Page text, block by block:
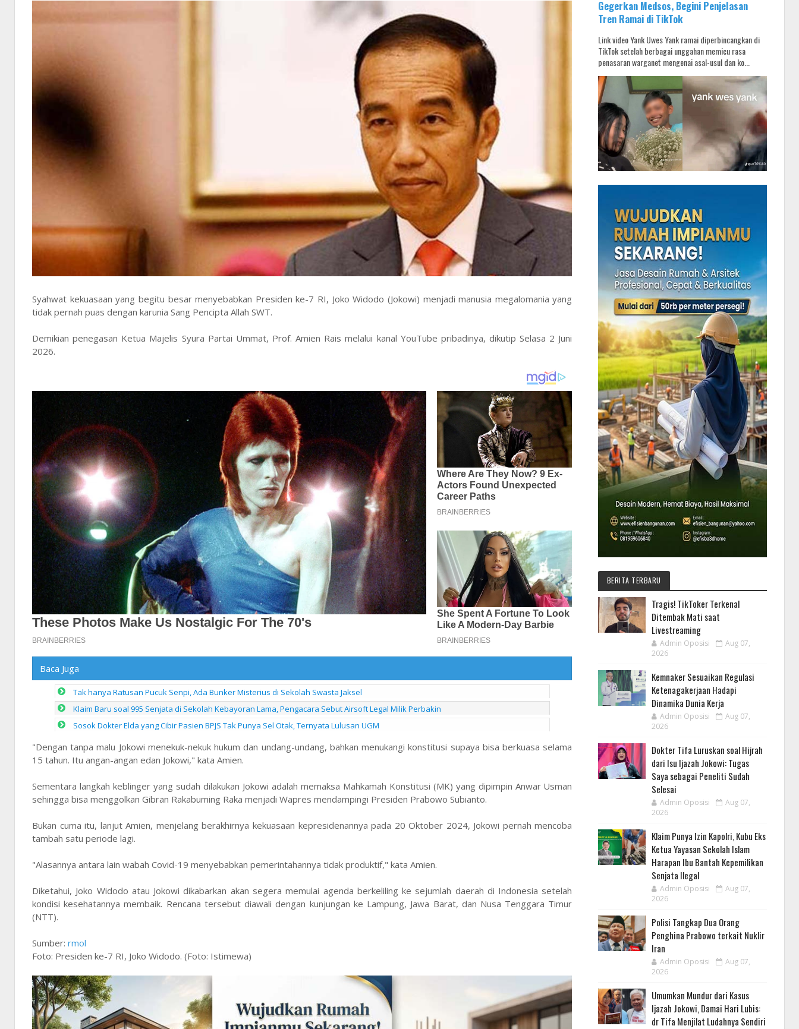
Syahwat kekuasaan yang begitu besar menyebabkan Presiden ke-7 RI, Joko Widodo (Jokowi) menjadi manusia megalomania yang
tidak pernah puas dengan karunia Sang Pencipta Allah SWT.
Demikian penegasan Ketua Majelis Syura Partai Ummat, Prof. Amien Rais melalui kanal YouTube pribadinya, dikutip Selasa 2 Juni
2026.
Baca Juga
Tak hanya Ratusan Pucuk Senpi, Ada Bunker Misterius di Sekolah Swasta Jaksel
Klaim Baru soal 995 Senjata di Sekolah Kebayoran Lama, Pengacara Sebut Airsoft Legal Milik Perbakin
Sosok Dokter Elda yang Cibir Pasien BPJS Tak Punya Sel Otak, Ternyata Lulusan UGM
"Dengan tanpa malu Jokowi menekuk-nekuk hukum dan undang-undang, bahkan menukangi konstitusi supaya bisa berkuasa selama
15 tahun. Itu angan-angan edan Jokowi," kata Amien.
Sementara langkah keblinger yang sudah dilakukan Jokowi adalah memaksa Mahkamah Konstitusi (MK) yang dipimpin Anwar Usman
sehingga bisa menggolkan Gibran Rakabuming Raka menjadi Wapres mendampingi Presiden Prabowo Subianto.
Bukan cuma itu, lanjut Amien, menjelang berakhirnya kekuasaan kepresidenannya pada 20 Oktober 2024, Jokowi pernah mencoba
tambah satu periode lagi.
"Alasannya antara lain wabah Covid-19 menyebabkan pemerintahannya tidak produktif," kata Amien.
Diketahui, Joko Widodo atau Jokowi dikabarkan akan segera memulai agenda berkeliling ke sejumlah daerah di Indonesia setelah
kondisi kesehatannya membaik. Rencana tersebut diawali dengan kunjungan ke Lampung, Jawa Barat, dan Nusa Tenggara Timur
(NTT).
Sumber: rmol
Foto: Presiden ke-7 RI, Joko Widodo. (Foto: Istimewa)
Gegerkan Medsos, Begini Penjelasan
Tren Ramai di TikTok
Link video Yank Uwes Yank ramai diperbincangkan di
TikTok setelah berbagai unggahan memicu rasa
penasaran warganet mengenai asal-usul dan ko...
BERITA TERBARU
Tragis! TikToker Terkenal
Ditembak Mati saat
Livestreaming
Admin Oposisi
Aug 07,
2026
Kemnaker Sesuaikan Regulasi
Ketenagakerjaan Hadapi
Dinamika Dunia Kerja
Admin Oposisi
Aug 07,
2026
Dokter Tifa Luruskan soal Hijrah
dari Isu Ijazah Jokowi: Tugas
Saya sebagai Peneliti Sudah
Selesai
Admin Oposisi
Aug 07,
2026
Klaim Punya Izin Kapolri, Kubu Eks
Ketua Yayasan Sekolah Islam
Harapan Ibu Bantah Kepemilikan
Senjata Ilegal
Admin Oposisi
Aug 07,
2026
Polisi Tangkap Dua Orang
Penghina Prabowo terkait Nuklir
Iran
Admin Oposisi
Aug 07,
2026
Umumkan Mundur dari Kasus
Ijazah Jokowi, Damai Hari Lubis:
dr Tifa Menjilat Ludahnya Sendiri